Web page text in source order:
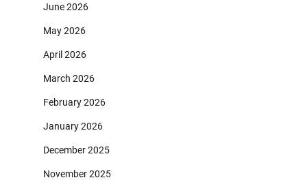
June 2026
May 2026
April 2026
March 2026
February 2026
January 2026
December 2025
November 2025